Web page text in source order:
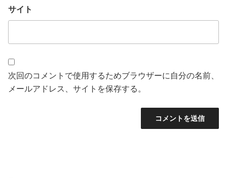
サイト
次回のコメントで使用するためブラウザーに自分の名前、
メールアドレス、サイトを保存する。